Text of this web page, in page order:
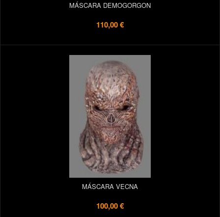
MÁSCARA DEMOGORGON
110,00 €
MÁSCARA VECNA
100,00 €